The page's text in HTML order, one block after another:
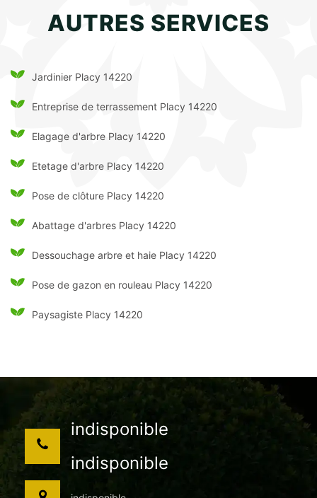
AUTRES SERVICES
Jardinier Placy 14220
Entreprise de terrassement Placy 14220
Elagage d'arbre Placy 14220
Etetage d'arbre Placy 14220
Pose de clôture Placy 14220
Abattage d'arbres Placy 14220
Dessouchage arbre et haie Placy 14220
Pose de gazon en rouleau Placy 14220
Paysagiste Placy 14220
indisponible
indisponible